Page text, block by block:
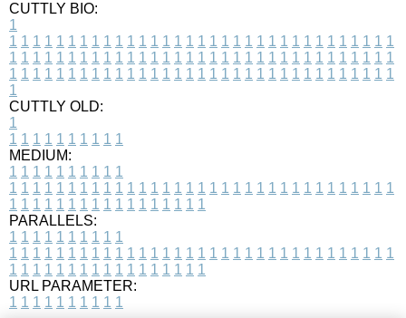
CUTTLY BIO:
1
1 1 1 1 1 1 1 1 1 1 1 1 1 1 1 1 1 1 1 1 1 1 1 1 1 1 1 1 1 1 1 1 1
1 1 1 1 1 1 1 1 1 1 1 1 1 1 1 1 1 1 1 1 1 1 1 1 1 1 1 1 1 1 1 1 1
1 1 1 1 1 1 1 1 1 1 1 1 1 1 1 1 1 1 1 1 1 1 1 1 1 1 1 1 1 1 1 1 1
1
CUTTLY OLD:
1
1 1 1 1 1 1 1 1 1 1
MEDIUM:
1 1 1 1 1 1 1 1 1 1
1 1 1 1 1 1 1 1 1 1 1 1 1 1 1 1 1 1 1 1 1 1 1 1 1 1 1 1 1 1 1 1 1
1 1 1 1 1 1 1 1 1 1 1 1 1 1 1 1 1
PARALLELS:
1 1 1 1 1 1 1 1 1 1
1 1 1 1 1 1 1 1 1 1 1 1 1 1 1 1 1 1 1 1 1 1 1 1 1 1 1 1 1 1 1 1 1
1 1 1 1 1 1 1 1 1 1 1 1 1 1 1 1 1
URL PARAMETER:
1 1 1 1 1 1 1 1 1 1